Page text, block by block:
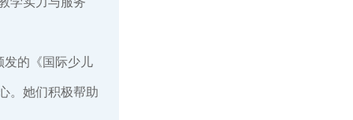
发的《国际少儿
。她们积极帮助